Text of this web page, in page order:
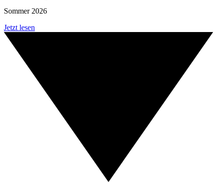
Sommer 2026
Jetzt lesen